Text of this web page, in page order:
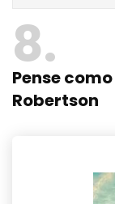
8
Pense
Robertson